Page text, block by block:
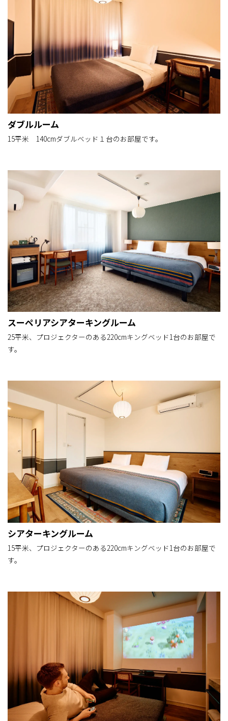
ダブルルーム
15平米 140cmダブルベッド１台のお部屋です。
スーペリアシアターキングルーム
25平米、プロジェクターのある220cmキングベッド1台のお部屋で
す。
シアターキングルーム
15平米、プロジェクターのある220cmキングベッド1台のお部屋で
す。